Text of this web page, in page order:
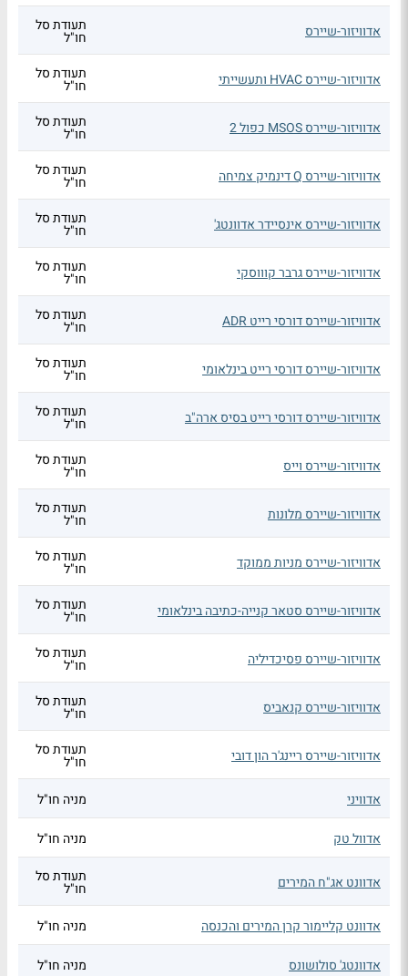
אדוויזור-שיירס תעודת סל
חו"ל
אדוויזור-שיירס HVAC ותעשייתי תעודת סל
חו"ל
אדוויזור-שיירס MSOS כפול 2 תעודת סל
חו"ל
אדוויזור-שיירס Q דינמיק צמיחה תעודת סל
חו"ל
אדוויזור-שיירס אינסיידר אדוונטג' תעודת סל
חו"ל
אדוויזור-שיירס גרבר קוווסקי תעודת סל
חו"ל
אדוויזור-שיירס דורסי רייט ADR תעודת סל
חו"ל
אדוויזור-שיירס דורסי רייט בינלאומי תעודת סל
חו"ל
אדוויזור-שיירס דורסי רייט בסיס ארה"ב תעודת סל
חו"ל
אדוויזור-שיירס וייס תעודת סל
חו"ל
אדוויזור-שיירס מלונות תעודת סל
חו"ל
אדוויזור-שיירס מניות ממוקד תעודת סל
חו"ל
אדוויזור-שיירס סטאר קנייה-כתיבה בינלאומי תעודת סל
חו"ל
אדוויזור-שיירס פסיכדיליה תעודת סל
חו"ל
אדוויזור-שיירס קנאביס תעודת סל
חו"ל
אדוויזור-שיירס ריינג'ר הון דובי תעודת סל
חו"ל
אדוויני
מניה חו"ל
אדוול טק מניה חו"ל
אדוונט אג"ח המירים תעודת סל
חו"ל
אדוונט קליימור קרן המירים והכנסה
מניה חו"ל
אדוונטג' סולושונס מניה חו"ל